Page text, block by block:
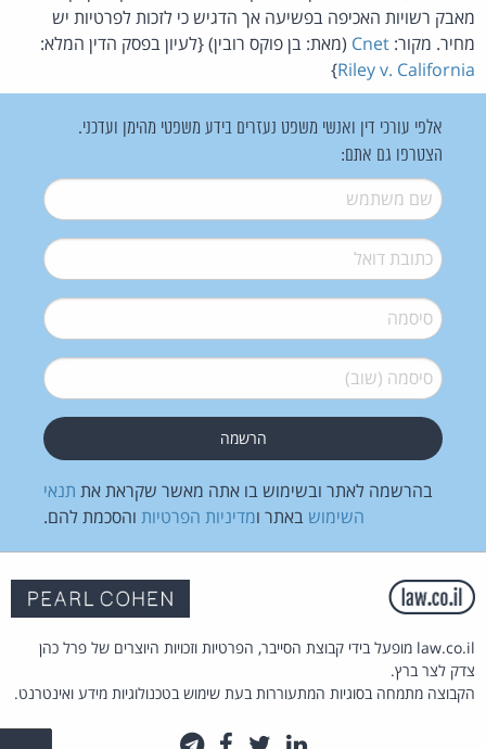
מאבק רשויות האכיפה בפשיעה אך הדגיש כי לזכות לפרטיות יש
מחיר. מקור: Cnet (מאת: בן פוקס רובין) {לעיון בפסק הדין המלא:
Riley v. California
}
אלפי עורכי דין ואנשי משפט נעזרים בידע משפטי מהימן ועדכני.
הצטרפו גם אתם:
שם משתמש*
דואל*
סיסמה*
סיסמה (שוב)*
בהרשמה לאתר ובשימוש בו אתה מאשר שקראת את תנאי
השימוש באתר ומדיניות הפרטיות והסכמת להם.
law.co.il מופעל בידי קבוצת הסייבר, הפרטיות וזכויות היוצרים של פרל כהן
צדק לצר ברץ.
הקבוצה מתמחה בסוגיות המתעוררות בעת שימוש בטכנולוגיות מידע ואינטרנט.